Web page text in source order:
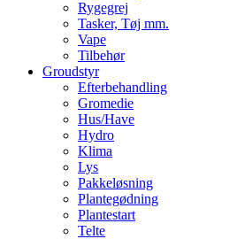
Rygegrej
Tasker, Tøj mm.
Vape
Tilbehør
Groudstyr
Efterbehandling
Gromedie
Hus/Have
Hydro
Klima
Lys
Pakkeløsning
Plantegødning
Plantestart
Telte